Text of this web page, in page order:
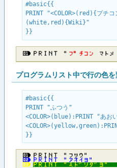
#basic{{
PRINT "<COLOR>(red){プチコ
(white,red){Wiki}"
}}
ＰＲＩＮＴ ” フ​゜​チ​コ​ン マトメ
プログラムリスト中で行の色を
#basic{{
PRINT "ふつう"
<COLOR>(blue):PRINT "あお
}}
ＰＲＩＮＴ ”フツウ”
ＰＲＩＮＴ ”アオイヨ”
ＰＲＩＮＴ ”ミト゛リタ゛ヨ”